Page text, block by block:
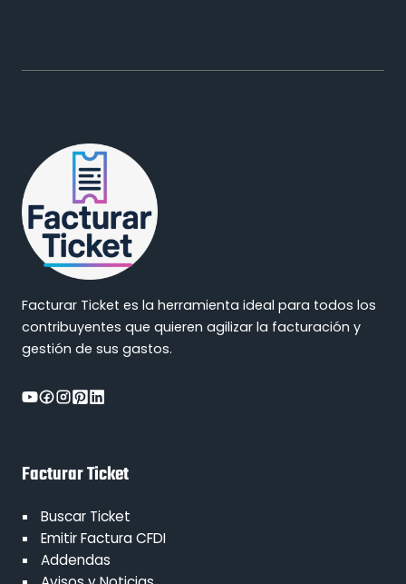
Facturar Ticket es la herramienta ideal para todos los
contribuyentes que quieren agilizar la facturación y
gestión de sus gastos.
Facturar Ticket
Buscar Ticket
Emitir Factura CFDI
Addendas